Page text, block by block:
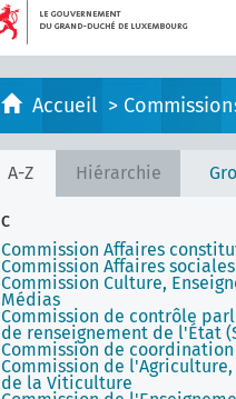
Accueil >
A-Z Hiérarchie
C
Commission Affaires
Commission Affaires sociales
Commission Culture,
Médias
Commission de contrôle
de renseignement de l'État
Commission de coordination
Commission de
de la Viticulture